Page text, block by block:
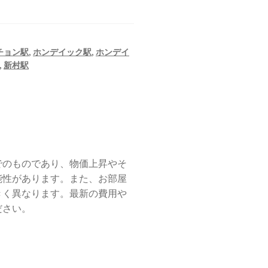
ョン駅, ホンデイック駅, ホンデイ
, 新村駅
ものであり、物価上昇やそ
があります。また、お部屋
異なります。最新の費用や
い。